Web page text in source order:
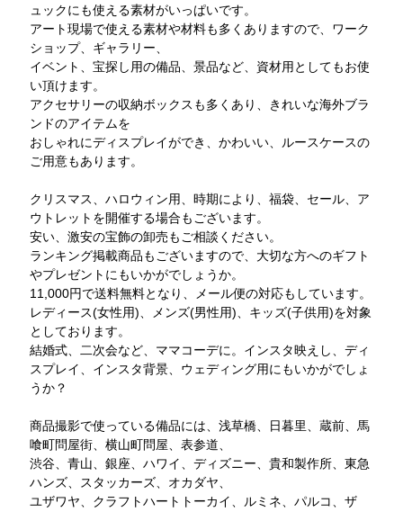
ュックにも使える素材がいっぱいです。
アート現場で使える素材や材料も多くありますので、ワーク
ショップ、ギャラリー、
イベント、宝探し用の備品、景品など、資材用としてもお使
い頂けます。
アクセサリーの収納ボックスも多くあり、きれいな海外ブラ
ンドのアイテムを
おしゃれにディスプレイができ、かわいい、ルースケースの
ご用意もあります。
クリスマス、ハロウィン用、時期により、福袋、セール、ア
ウトレットを開催する場合もございます。
安い、激安の宝飾の卸売もご相談ください。
ランキング掲載商品もございますので、大切な方へのギフト
やプレゼントにもいかがでしょうか。
11,000円で送料無料となり、メール便の対応もしています。
レディース(女性用)、メンズ(男性用)、キッズ(子供用)を対象
としております。
結婚式、二次会など、ママコーデに。インスタ映えし、ディ
スプレイ、インスタ背景、ウェディング用にもいかがでしょ
うか？
商品撮影で使っている備品には、浅草橋、日暮里、蔵前、馬
喰町問屋街、横山町問屋、表参道、
渋谷、青山、銀座、ハワイ、ディズニー、貴和製作所、東急
ハンズ、スタッカーズ、オカダヤ、
ユザワヤ、クラフトハートトーカイ、ルミネ、パルコ、ザ